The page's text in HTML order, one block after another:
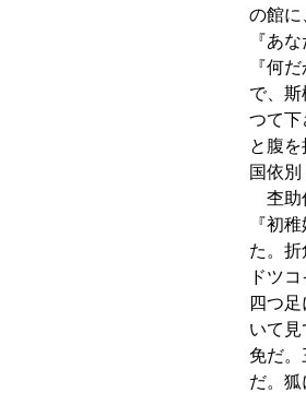
の館に
『あ
『何
で、
つて下
と腹
国依
杢助
『初
た。
ドツ
四つ
いて
免だ
だ。